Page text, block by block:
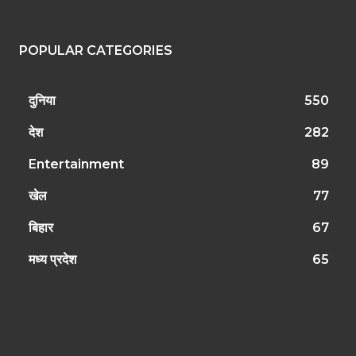
POPULAR CATEGORIES
दुनिया 550
देश 282
Entertainment 89
खेल 77
बिहार 67
मध्य प्रदेश 65